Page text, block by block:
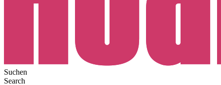
Suchen
Search